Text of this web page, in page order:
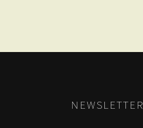
NEWSLETTER